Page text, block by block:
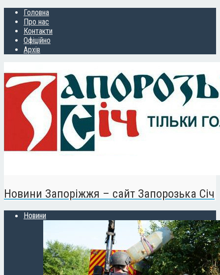
Головна
Про нас
Контакти
Офіційно
Архів
Новини Запоріжжя – сайт Запорозька Січ
Новини